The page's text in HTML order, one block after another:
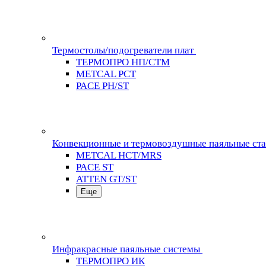
Термостолы/подогреватели плат
ТЕРМОПРО НП/СТМ
METCAL PCT
PACE PH/ST
Конвекционные и термовоздушные паяльные
METCAL HCT/MRS
PACE ST
ATTEN GT/ST
Еще
Инфракрасные паяльные системы
ТЕРМОПРО ИК